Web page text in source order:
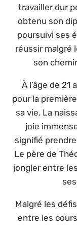
travailler dur
obtenu son
poursuivi ses
réussir malgré
son
À l’âge de
pour la
sa vie. La
joie
signifié
Le père de
jongler entre
Malgré les
entre les